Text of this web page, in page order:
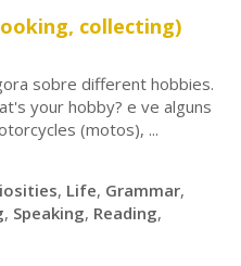
collecting)
sobre different hobbies.
your hobby? e ve alguns
(motos), ...
, Life, Grammar,
, Speaking, Reading,